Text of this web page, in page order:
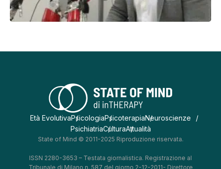
Età EvolutivaPsicologiaPsicoterapiaNeuroscienze
PsichiatriaCulturaAttualità
State of Mind © 2011-2025 Riproduzione riservata.
ISSN 2280-3653 – Testata giornalistica. Registrazione al
Tribunale di Milano n. 587 del giorno 2-12-2011- Direttore